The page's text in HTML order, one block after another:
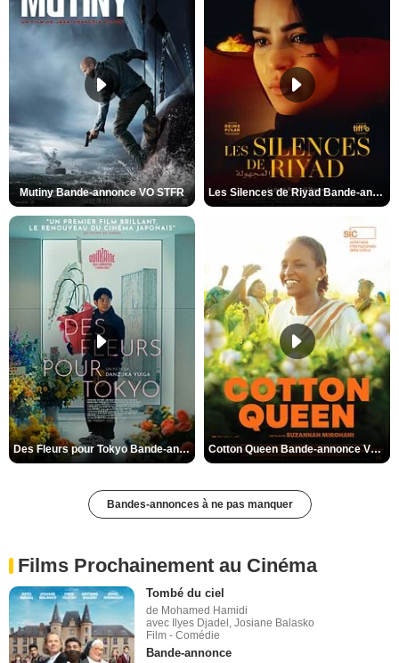
Mutiny Bande-annonce VO STFR Les Silences de Riyad Bande-annonce VO STFR
Des Fleurs pour Tokyo Bande-annonce VO STFR Cotton Queen Bande-annonce VO STFR
Bandes-annonces à ne pas manquer
Films Prochainement au Cinéma
Tombé du ciel
de Mohamed Hamidi
avec Ilyes Djadel, Josiane Balasko
Film - Comédie
Bande-annonce